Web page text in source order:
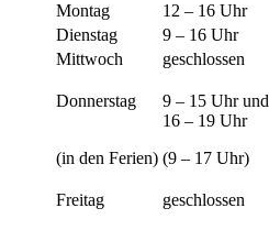
Montag
12 – 16 Uhr
Dienstag
9 – 16 Uhr
Mittwoch
geschlossen
Donnerstag
(in den Ferien)
9 – 15 Uhr und
16 – 19 Uhr
(9 – 17 Uhr)
Freitag geschlossen